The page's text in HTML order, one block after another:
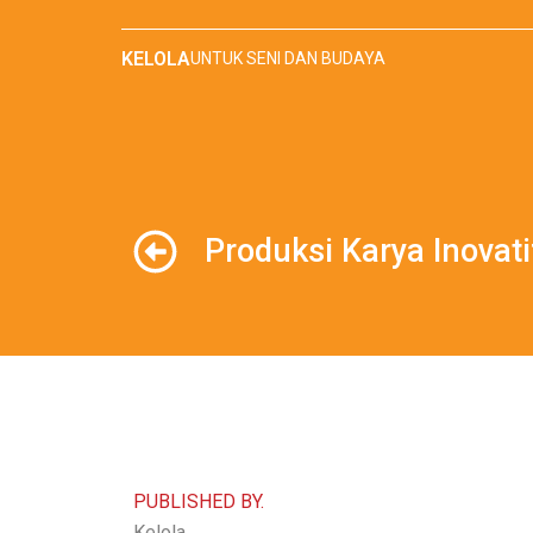
KELOLAUNTUK SENI DAN BUDAYA
Produksi Karya
PUBLISHED BY.